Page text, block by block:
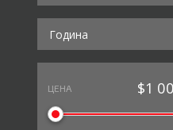
Година
ЦЕНА $1